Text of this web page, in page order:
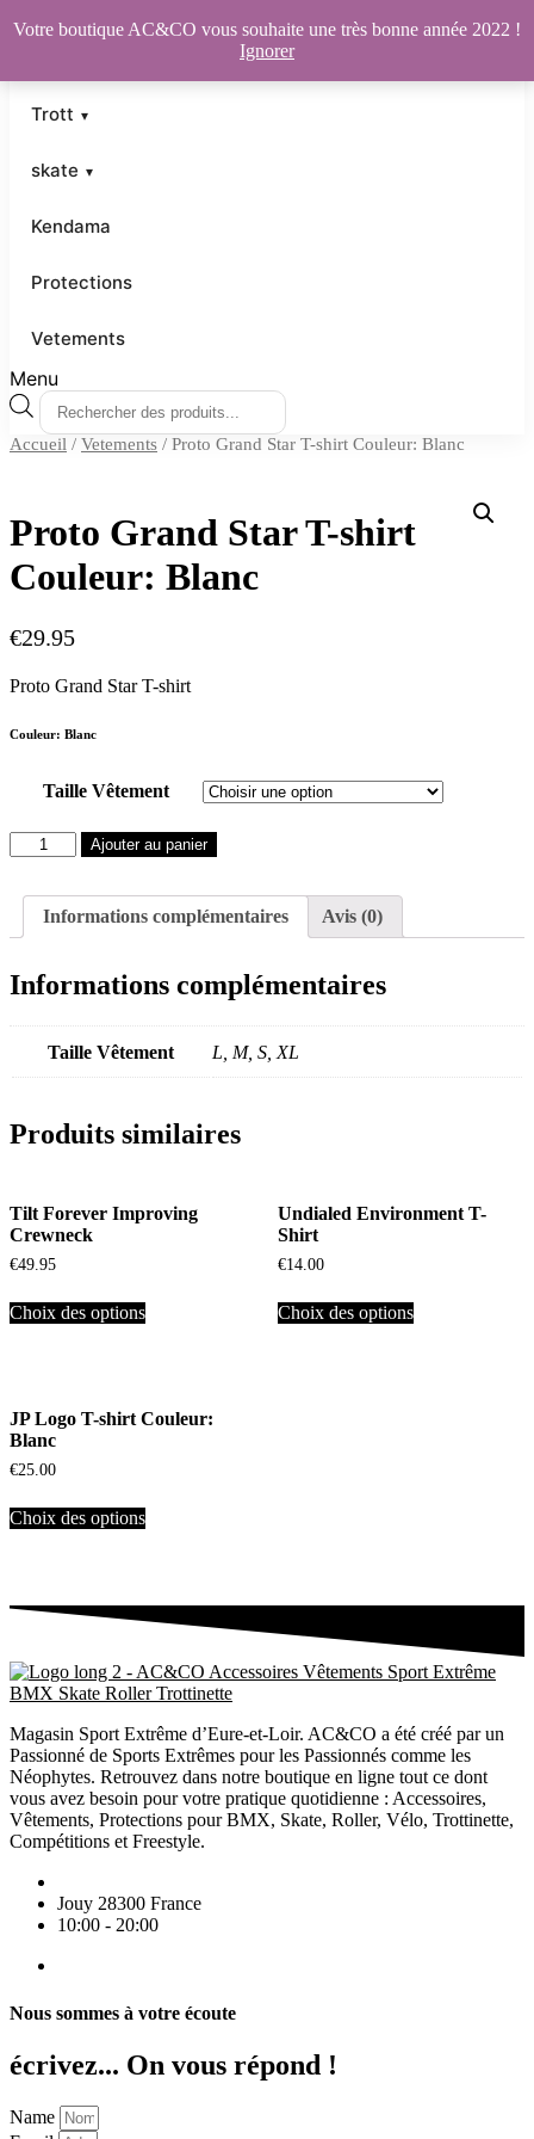
Trott
skate
Kendama
Protections
Vetements
Menu
Recherche
de
produits
Accueil / Vetements / Proto Grand Star T-shirt Couleur: Blanc
Proto Grand Star T-shirt
Couleur: Blanc
€29.95
Proto Grand Star T-shirt
Couleur: Blanc
Taille Vêtement
quantité
de
Grand
shirt
Couleur:
Ajouter au panier
Informations complémentaires Avis (0)
Informations complémentaires
Taille Vêtement L, M, S, XL
Produits similaires
Tilt Forever Improving
Crewneck
€49.95
Choix des options
Undialed Environment T-
Shirt
€14.00
Choix des options
JP Logo T-shirt Couleur:
Blanc
€25.00
Choix des options
Magasin Sport Extrême d’Eure-et-Loir. AC&CO a été créé par un
Passionné de Sports Extrêmes pour les Passionnés comme les
Néophytes. Retrouvez dans notre boutique en ligne tout ce dont
vous avez besoin pour votre pratique quotidienne : Accessoires,
Vêtements, Protections pour BMX, Skate, Roller, Vélo, Trottinette,
Compétitions et Freestyle.
Jouy 28300 France
10:00 - 20:00
Nous sommes à votre écoute
écrivez... On vous répond !
Name
Votre boutique AC&CO vous souhaite une très bonne année 2022 !
Ignorer